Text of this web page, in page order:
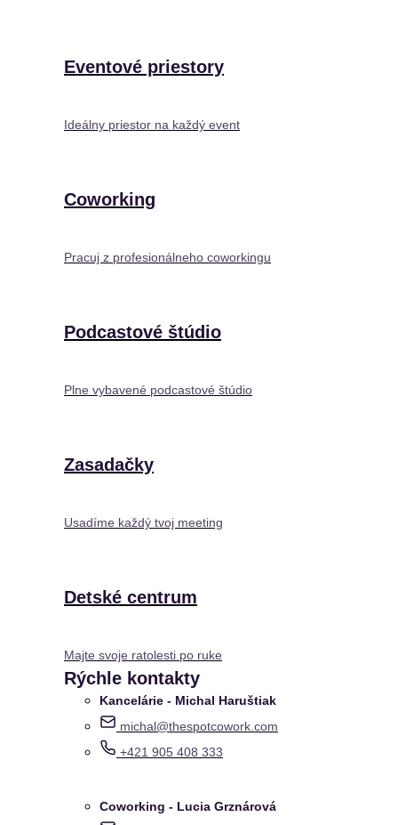
Eventové priestory
Ideálny priestor na každý event
Coworking
Pracuj z profesionálneho coworkingu
Podcastové štúdio
Plne vybavené podcastové štúdio
Zasadačky
Usadíme každý tvoj meeting
Detské centrum
Majte svoje ratolesti po ruke
Rýchle kontakty
Kancelárie - Michal Haruštiak
michal@thespotcowork.com
+421 905 408 333
Coworking - Lucia Grznárová